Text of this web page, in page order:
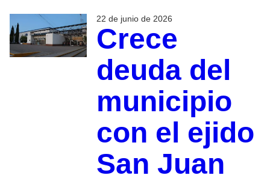
22 de junio de 2026
Crece
deuda del
municipio
con el ejido
San Juan